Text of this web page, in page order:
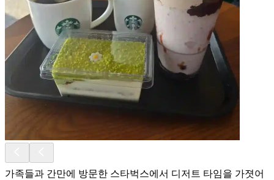
가족들과 간만에 방문한 스타벅스에서 디저트 타임을 가졋어